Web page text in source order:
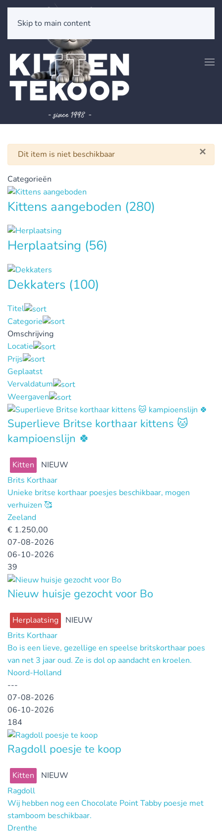
Skip to main content
×
Waarschuwing
Dit item is niet beschikbaar
Categorieën
Kittens aangeboden (280)
Herplaatsing (56)
Dekkaters (100)
Titel
Categorie
Omschrijving
Locatie
Prijs
Geplaatst
Vervaldatum
Weergaven
Superlieve Britse korthaar kittens 🐱
kampioenslijn 🍀
Kitten
NIEUW
Brits Korthaar
Unieke britse korthaar poesjes beschikbaar, mogen
verhuizen 🥰
Zeeland
€ 1.250,00
07-08-2026
06-10-2026
39
Nieuw huisje gezocht voor Bo
Herplaatsing
NIEUW
Brits Korthaar
Bo is een lieve, gezellige en speelse britskorthaar poes
van net 3 jaar oud. Ze is dol op aandacht en kroelen.
Noord-Holland
---
07-08-2026
06-10-2026
184
Ragdoll poesje te koop
Kitten
NIEUW
Ragdoll
Wij hebben nog een Chocolate Point Tabby poesje met
stamboom beschikbaar.
Drenthe